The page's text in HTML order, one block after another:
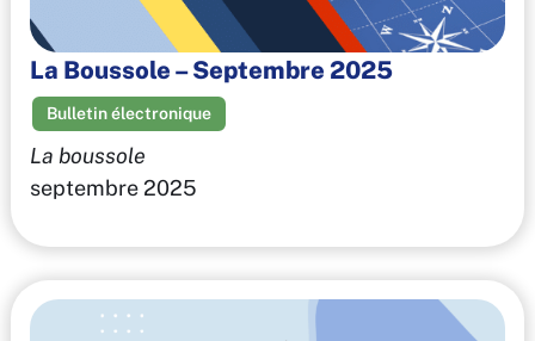
La Boussole – Septembre 2025
Bulletin électronique
La boussole
septembre 2025